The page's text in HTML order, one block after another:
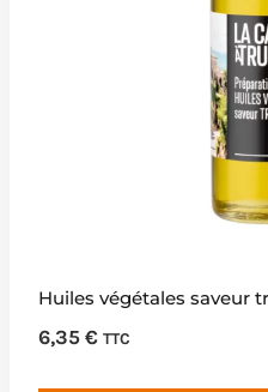
Huiles végétales saveur
6,35 € TTC